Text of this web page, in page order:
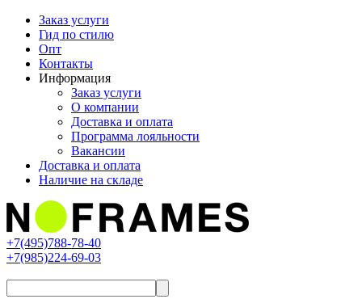
Заказ услуги
Гид по стилю
Опт
Контакты
Информация
Заказ услуги
О компании
Доставка и оплата
Программа лояльности
Вакансии
Доставка и оплата
Наличие на складе
+7(495)788-78-40
+7(985)224-69-03